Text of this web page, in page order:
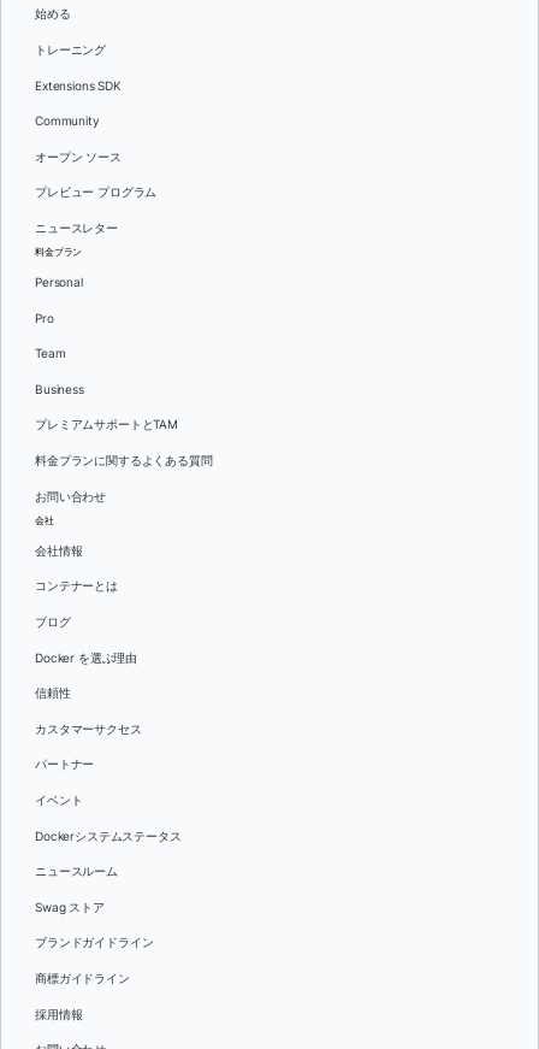
始める
トレーニング
Extensions SDK
Community
オープン ソース
プレビュー プログラム
ニュースレター
料金プラン
Personal
Pro
Team
Business
プレミアムサポートとTAM
料金プランに関するよくある質問
お問い合わせ
会社
会社情報
コンテナーとは
ブログ
Docker を選ぶ理由
信頼性
カスタマーサクセス
パートナー
イベント
Dockerシステムステータス
ニュースルーム
Swag ストア
ブランドガイドライン
商標ガイドライン
採用情報